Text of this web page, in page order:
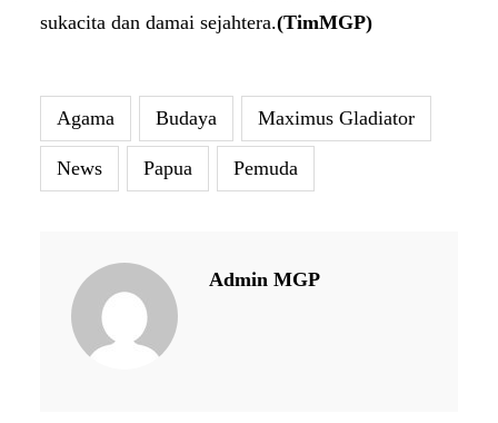
sukacita dan damai sejahtera.(TimMGP)
Agama Budaya Maximus Gladiator
News Papua Pemuda
Admin MGP